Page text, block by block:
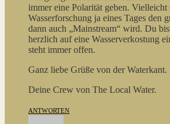
immer eine Polarität geben. Vielleicht
Wasserforschung ja eines Tages den
dann auch „Mainstream“ wird. Du
herzlich auf eine Wasserverkostung
steht immer offen.
Ganz liebe Grüße von der Waterkant.
Deine Crew von The Local Water.
ANTWORTEN